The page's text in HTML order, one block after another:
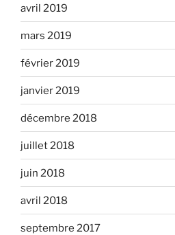
avril 2019
mars 2019
février 2019
janvier 2019
décembre 2018
juillet 2018
juin 2018
avril 2018
septembre 2017